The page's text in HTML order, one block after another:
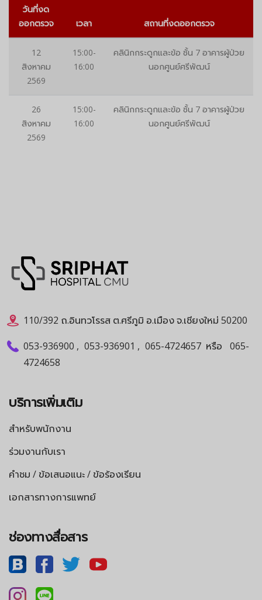
วันที่งด
ออกตรวจ
เวลา สถานที่งดออกตรวจ
12
สิงหาคม
2569
15:00-
16:00
คลินิกกระดูกและข้อ ชั้น 7 อาคารผู้ป่วย
นอกศูนย์ศรีพัฒน์
26
สิงหาคม
2569
15:00-
16:00
คลินิกกระดูกและข้อ ชั้น 7 อาคารผู้ป่วย
นอกศูนย์ศรีพัฒน์
110/392 ถ.อินทวโรรส ต.ศรีภูมิ อ.เมือง จ.เชียงใหม่ 50200
053-936900 , 053-936901 , 065-4724657 หรือ
065-
4724658
บริการเพิ่มเติม
สำหรับพนักงาน
ร่วมงานกับเรา
คำชม / ข้อเสนอแนะ / ข้อร้องเรียน
เอกสารทางการแพทย์
ช่องทางสื่อสาร